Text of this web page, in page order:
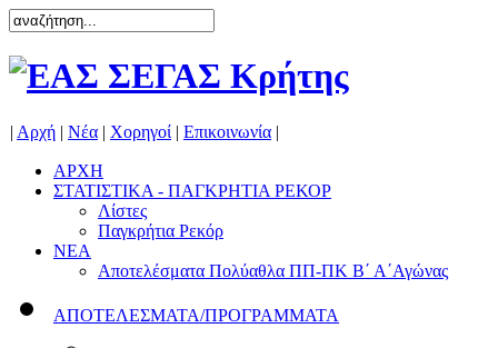
| Αρχή | Νέα | Χορηγοί | Επικοινωνία |
ΑΡΧΗ
ΣΤΑΤΙΣΤΙΚΑ - ΠΑΓΚΡΗΤΙΑ ΡΕΚΟΡ
Λίστες
Παγκρήτια Ρεκόρ
ΝΕΑ
Αποτελέσματα Πολύαθλα ΠΠ-ΠΚ Β΄ Α΄Αγώνας
ΑΠΟΤΕΛΕΣΜΑΤΑ/ΠΡΟΓΡΑΜΜΑΤΑ